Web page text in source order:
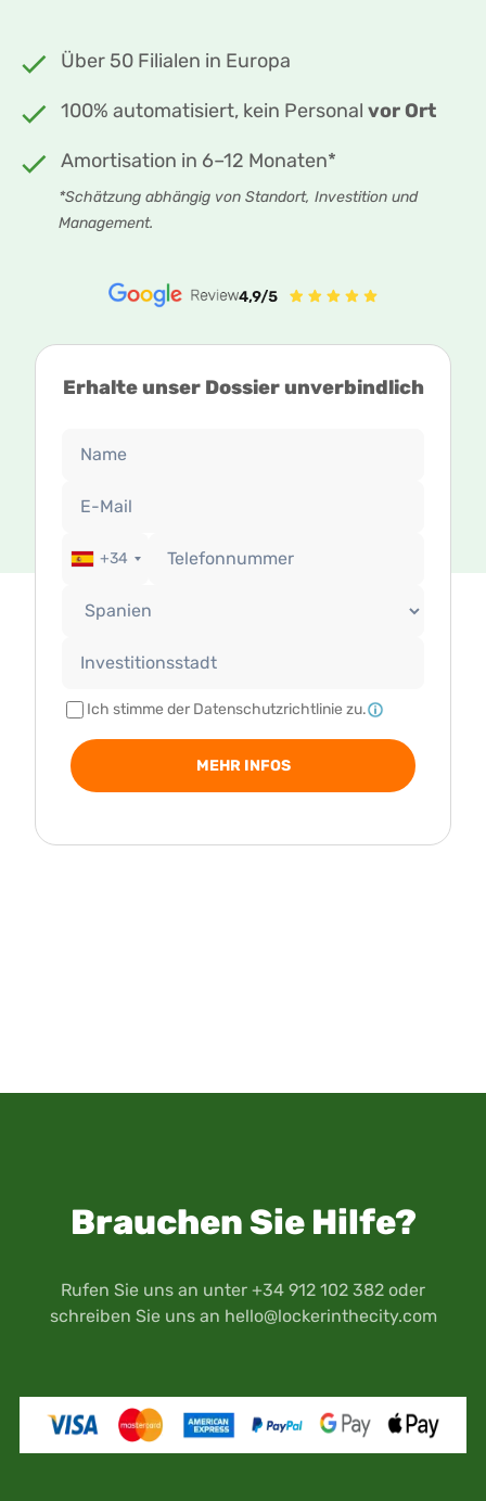
Über 50 Filialen in Europa
100% automatisiert, kein Personal vor Ort
Amortisation in 6–12 Monaten*
*Schätzung abhängig von Standort, Investition und
Management.
Erhalte unser Dossier unverbindlich
+34
Ich stimme der Datenschutzrichtlinie zu.
MEHR INFOS
Brauchen Sie Hilfe?
Rufen Sie uns an unter +34 912 102 382 oder
schreiben Sie uns an hello@lockerinthecity.com